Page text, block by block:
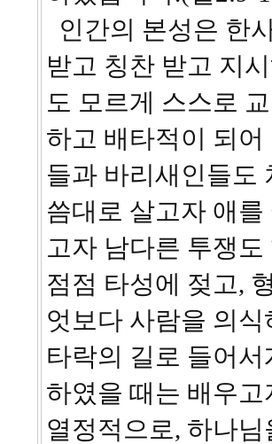
인간의 본성은 한
받고 칭찬 받고 지
도 모르게 스스로
하고 배타적이 되
들과 바리새인들도
씀대로 살고자 애
고자 남다른 투쟁
점점 타성에 젖고,
엇보다 사람을 의
타락의 길로 들어
하였을 때는 배우
열정적으로, 하나